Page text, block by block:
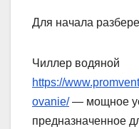
Для начала
Чиллер водяной
https://
ovanie/— мощное
предназначенное